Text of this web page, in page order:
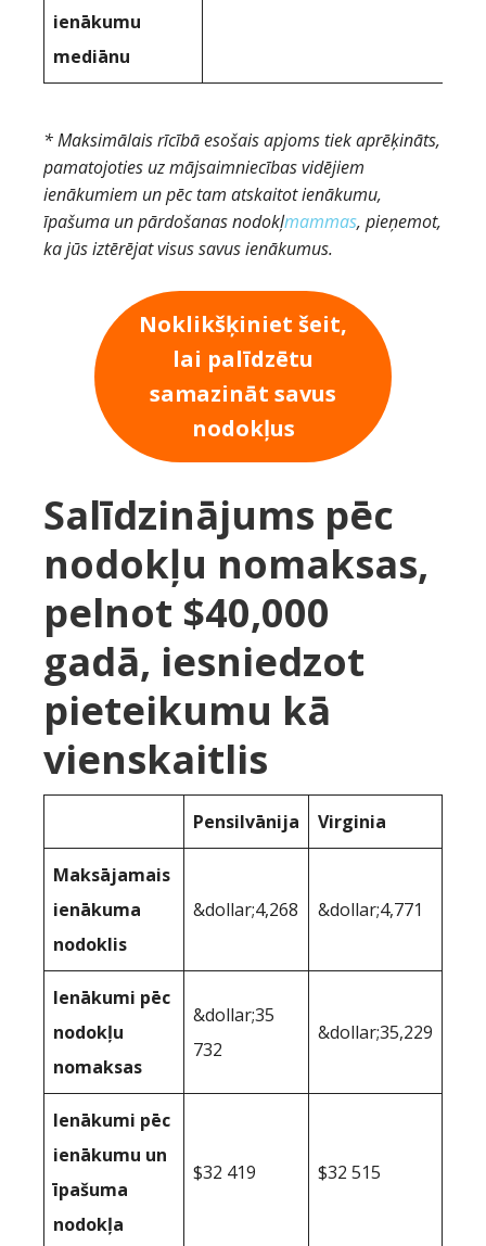
ienākumu
mediānu
* Maksimālais rīcībā esošais apjoms tiek aprēķināts,
pamatojoties uz mājsaimniecības vidējiem
ienākumiem un pēc tam atskaitot ienākumu,
īpašuma un pārdošanas nodokļmammas, pieņemot,
ka jūs iztērējat visus savus ienākumus.
Noklikšķiniet šeit,
lai palīdzētu
samazināt savus
nodokļus
Salīdzinājums pēc
nodokļu nomaksas,
pelnot $40,000
gadā, iesniedzot
pieteikumu kā
vienskaitlis
Pensilvānija Virginia
Maksājamais
ienākuma
nodoklis
&dollar;4,268 &dollar;4,771
Ienākumi pēc
nodokļu
nomaksas
&dollar;35
732
&dollar;35,229
Ienākumi pēc
ienākumu un
īpašuma
nodokļa
$32 419 $32 515